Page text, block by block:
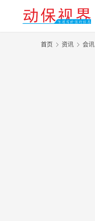
首页 资讯 会讯